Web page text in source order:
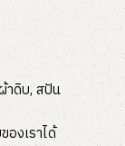
าดิบ, สปัน
งเราได้